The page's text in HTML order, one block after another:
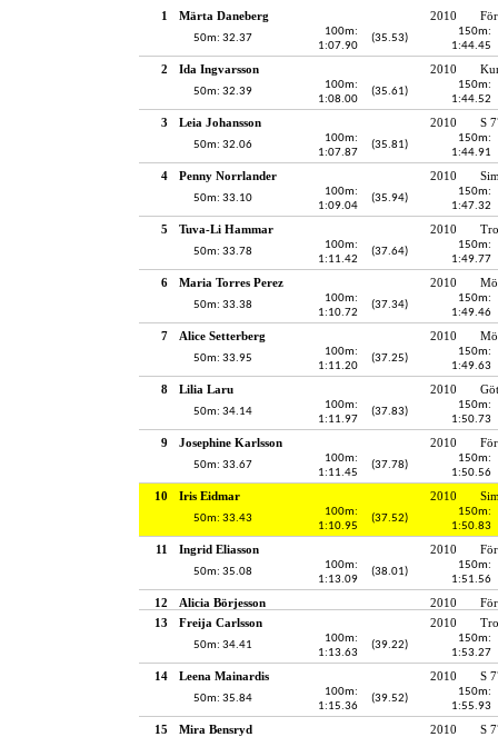
1 Märta Daneberg 2010
50m: 32.37
100m:
1:07.90
(35.53)
150m:
1:44.45
2 Ida Ingvarsson 2010
50m: 32.39
100m:
1:08.00
(35.61)
150m:
1:44.52
3 Leia Johansson 2010 S
50m: 32.06
100m:
1:07.87
(35.81)
150m:
1:44.91
4 Penny Norrlander 2010
50m: 33.10
100m:
1:09.04
(35.94)
150m:
1:47.32
5 Tuva-Li Hammar 2010
50m: 33.78
100m:
1:11.42
(37.64)
150m:
1:49.77
6 Maria Torres Perez 2010
50m: 33.38
100m:
1:10.72
(37.34)
150m:
1:49.46
7 Alice Setterberg 2010
50m: 33.95
100m:
1:11.20
(37.25)
150m:
1:49.63
8 Lilia Laru 2010
50m: 34.14
100m:
1:11.97
(37.83)
150m:
1:50.73
9 Josephine Karlsson 2010
50m: 33.67
100m:
1:11.45
(37.78)
150m:
1:50.56
10 Iris Eidmar 2010
50m: 33.43
100m:
1:10.95
(37.52)
150m:
1:50.83
11 Ingrid Eliasson 2010
50m: 35.08
100m:
1:13.09
(38.01)
150m:
1:51.56
12 Alicia Börjesson 2010
13
Freija Carlsson 2010
50m: 34.41
100m:
1:13.63
(39.22)
150m:
1:53.27
14 Leena Mainardis 2010 S
50m: 35.84
100m:
1:15.36
(39.52)
150m:
1:55.93
15 Mira Bensryd 2010 S